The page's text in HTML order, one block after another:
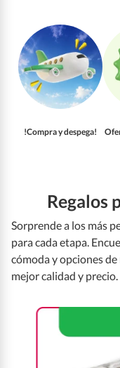
!Compra y despega!
Regalos
Sorprende a los más
para cada etapa.
cómoda y opciones
mejor calidad y precio.